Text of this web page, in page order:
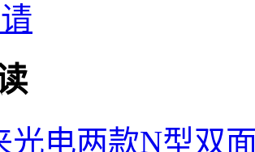
光电两款N型双